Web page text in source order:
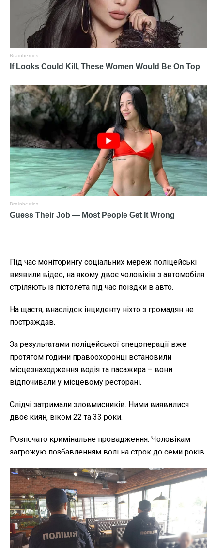
Під час моніторингу соціальних мереж поліцейські
виявили відео, на якому двоє чоловіків з автомобіля
стріляють із пістолета під час поїздки в авто.
На щастя, внаслідок інциденту ніхто з громадян не
постраждав.
За результатами поліцейської спецоперації вже
протягом години правоохоронці встановили
місцезнаходження водія та пасажира – вони
відпочивали у місцевому ресторані.
Слідчі затримали зловмисників. Ними виявилися
двоє киян, віком 22 та 33 роки.
Розпочато кримінальне провадження. Чоловікам
загрожую позбавленням волі на строк до семи років.